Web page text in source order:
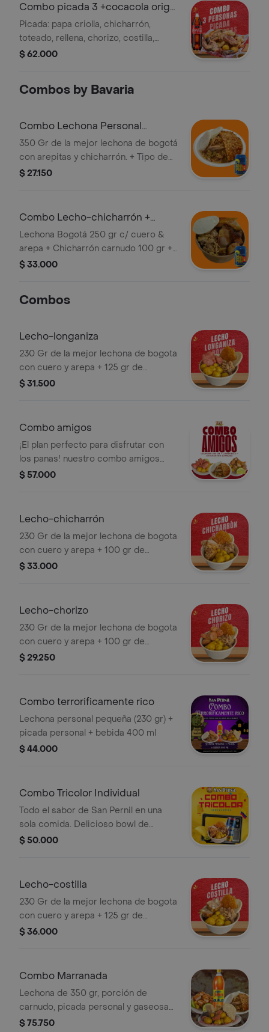
Combo picada 3 +cocacola orig
1.5l
Picada: papa criolla, chicharrón,
toteado, rellena, chorizo, costilla,
longaniza, porchetta, plátano +
$ 62.000
Combos by Bavaria
Combo Lechona Personal
Grande + Refajo Cola&Pola
330ml
350 Gr de la mejor lechona de bogotá
con arepitas y chicharrón. + Tipo de
cerveza: Refajo.País de origen:
$ 27.150
Combo Lecho-chicharrón +
Refajo Cola & Pola Lta 330ml
Lechona Bogotá 250 gr c/ cuero &
arepa + Chicharrón carnudo 100 gr +
Papa criolla 100 gr + Refajo
$ 33.000
Combos
Lecho-longaniza
230 Gr de la mejor lechona de bogota
con cuero y arepa + 125 gr de
longaniza + 100 gr de papa criolla.
$ 31.500
Combo amigos
¡El plan perfecto para disfrutar con
los panas! nuestro combo amigos
trae: 350 gr de lechona longaniza bien
$ 57.000
Lecho-chicharrón
230 Gr de la mejor lechona de bogota
con cuero y arepa + 100 gr de
chicharron carnudo + 100 gr de papa
$ 33.000
Lecho-chorizo
230 Gr de la mejor lechona de bogota
con cuero y arepa + 100 gr de
chorizo de cerdo + 100 gr de papa
$ 29.250
Combo terrorificamente rico
Lechona personal pequeña (230 gr) +
picada personal + bebida 400 ml
$ 44.000
Combo Tricolor Individual
Todo el sabor de San Pernil en una
sola comida. Delicioso bowl de
chicharrón con pernil, papas criollas y
refrescante refajo personal. (Opción
$ 50.000
Lecho-costilla
230 Gr de la mejor lechona de bogota
con cuero y arepa + 125 gr de
costillas de cerdo + 100 gr de papa
$ 36.000
Combo Marranada
Lechona de 350 gr, porción de
carnudo, picada personal y gaseosa
1.5.
$ 75.750